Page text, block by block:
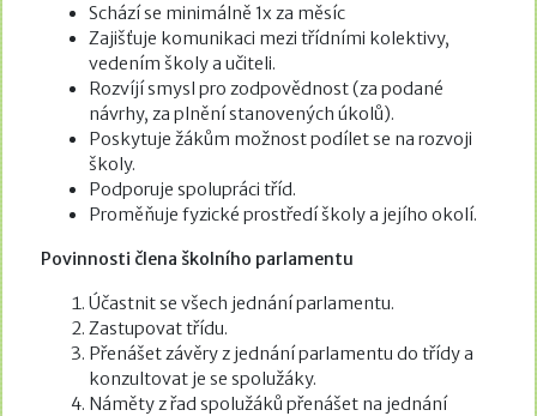
Schází se minimálně 1x za měsíc
Zajišťuje komunikaci mezi třídními kolektivy,
vedením školy a učiteli.
Rozvíjí smysl pro zodpovědnost (za podané
návrhy, za plnění stanovených úkolů).
Poskytuje žákům možnost podílet se na rozvoji
školy.
Podporuje spolupráci tříd.
Proměňuje fyzické prostředí školy a jejího okolí.
Povinnosti člena školního parlamentu
Účastnit se všech jednání parlamentu.
Zastupovat třídu.
Přenášet závěry z jednání parlamentu do třídy a
konzultovat je se spolužáky.
Náměty z řad spolužáků přenášet na jednání